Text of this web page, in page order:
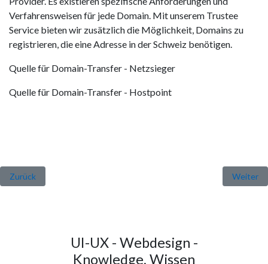
Verfahrensweisen für jede Domain. Mit unserem Trustee
Service bieten wir zusätzlich die Möglichkeit, Domains zu
registrieren, die eine Adresse in der Schweiz benötigen.
Quelle für Domain-Transfer - Netzsieger
Quelle für Domain-Transfer - Hostpoint
Vorheriger Beitrag: Website Relaunch - Gründe, Anforderungen,
Zurück Nächster
Weiter
UI-UX - Webdesign -
Knowledge, Wissen